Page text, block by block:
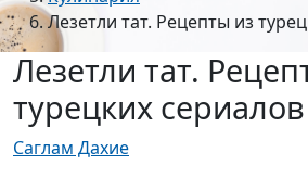
Лезетли тат. Рецепты из
Лезетли тат.
турецких сериалов
Саглам Дахие